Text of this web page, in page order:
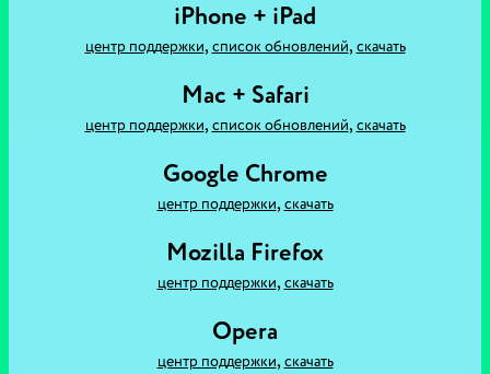
iPhone + iPad
центр поддержки, список обновлений, скачать
Mac + Safari
центр поддержки, список обновлений, скачать
Google Chrome
центр поддержки, скачать
Mozilla Firefox
центр поддержки, скачать
Opera
центр поддержки, скачать